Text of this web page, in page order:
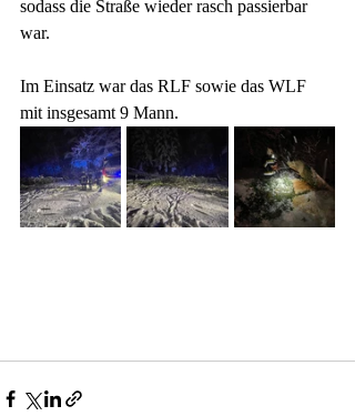
sodass die Straße wieder rasch passierbar
war.
Im Einsatz war das RLF sowie das WLF
mit insgesamt 9 Mann.